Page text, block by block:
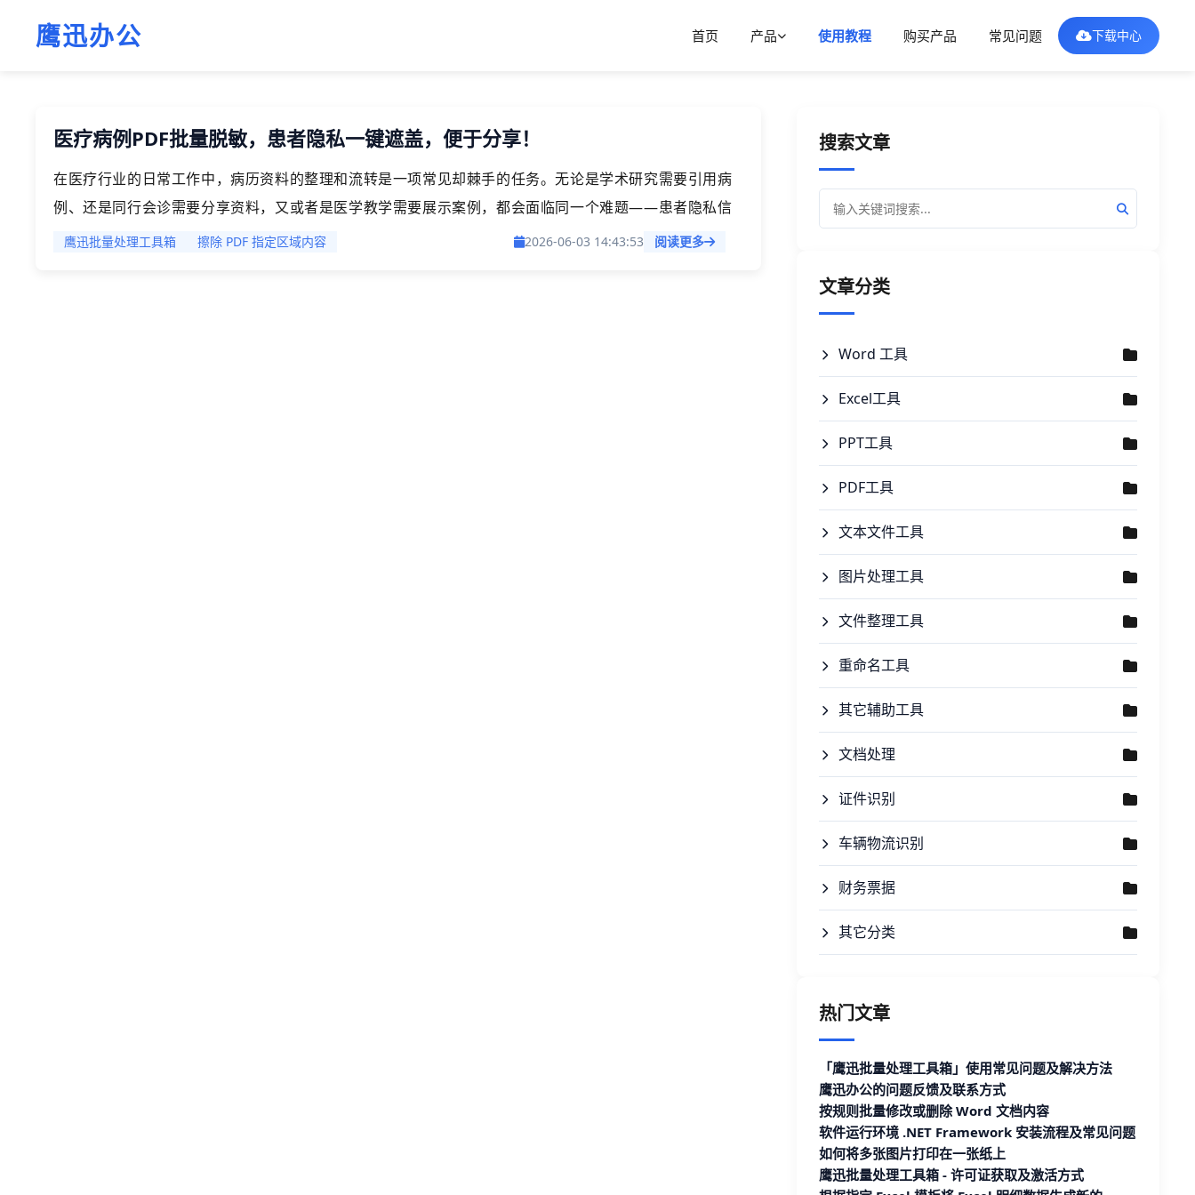
鹰迅办公 首页 产品 使用教程 购买产品 常见问题 下载中心
医疗病例PDF批量脱敏，患者隐私一键遮盖，便于分享！
在医疗行业的日常工作中，病历资料的整理和流转是一项常见却棘手的任务。无论是学术研究需要引用病
例、还是同行会诊需要分享资料，又或者是医学教学需要展示案例，都会面临同一个难题——患者隐私信
息必须严格保护。大量PDF格式的病例文件中，姓名、住址、联系方式等敏感信息散落各处，想要安全地
鹰迅批量处理工具箱 擦除 PDF 指定区域内容 2026-06-03 14:43:53 阅读更多
搜索文章
文章分类
Word 工具
Excel工具
PPT工具
PDF工具
文本文件工具
图片处理工具
文件整理工具
重命名工具
其它辅助工具
文档处理
证件识别
车辆物流识别
财务票据
其它分类
热门文章
「鹰迅批量处理工具箱」使用常见问题及解决方法
鹰迅办公的问题反馈及联系方式
按规则批量修改或删除 Word 文档内容
软件运行环境 .NET Framework 安装流程及常见问题
如何将多张图片打印在一张纸上
鹰迅批量处理工具箱 - 许可证获取及激活方式